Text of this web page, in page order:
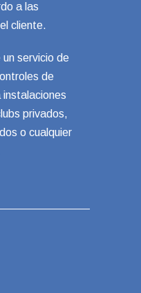
a las
cliente.
servicio de
de
privados,
o cualquier